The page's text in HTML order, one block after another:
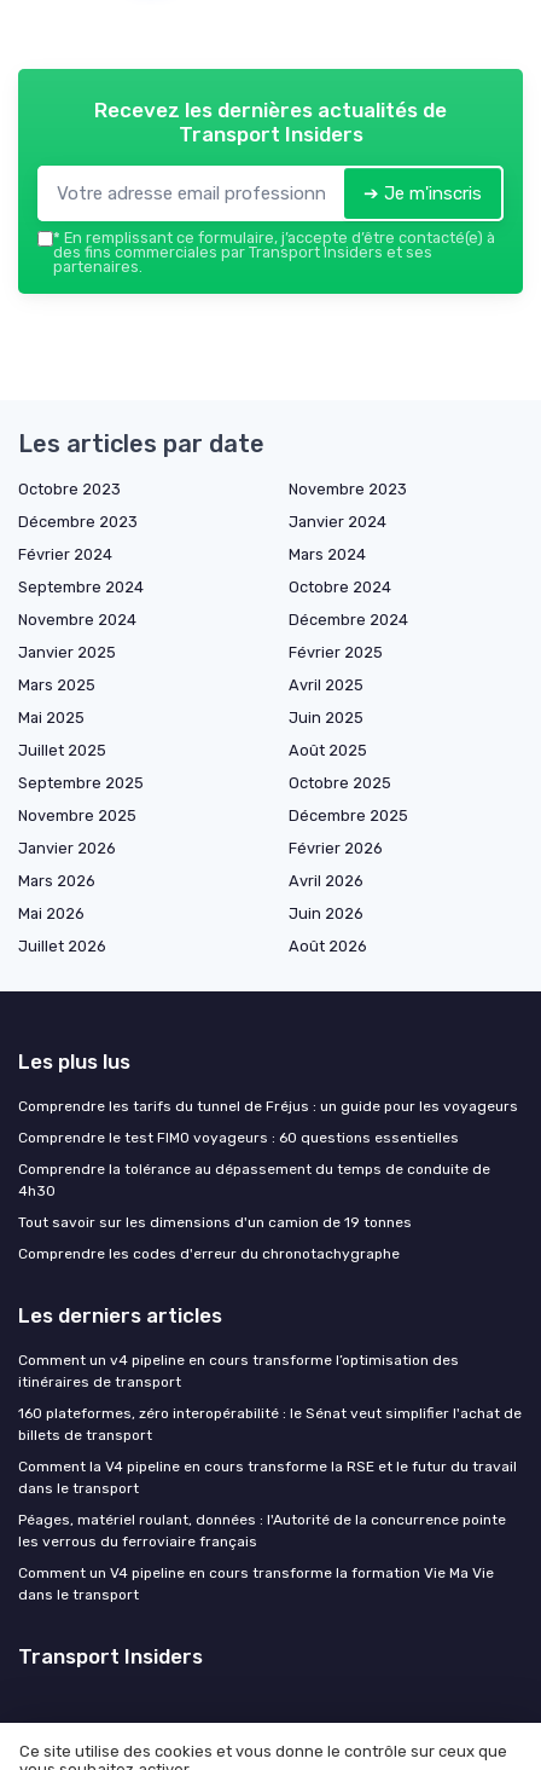
Recevez les dernières actualités de
Transport Insiders
➔ Je m'inscris
* En remplissant ce formulaire, j’accepte d’être contacté(e) à
des fins commerciales par Transport Insiders et ses
partenaires.
Les articles par date
Octobre 2023
Novembre 2023
Décembre 2023
Janvier 2024
Février 2024
Mars 2024
Septembre 2024
Octobre 2024
Novembre 2024
Décembre 2024
Janvier 2025
Février 2025
Mars 2025
Avril 2025
Mai 2025
Juin 2025
Juillet 2025
Août 2025
Septembre 2025
Octobre 2025
Novembre 2025
Décembre 2025
Janvier 2026
Février 2026
Mars 2026
Avril 2026
Mai 2026
Juin 2026
Juillet 2026
Août 2026
Les plus lus
Comprendre les tarifs du tunnel de Fréjus : un guide pour les voyageurs
Comprendre le test FIMO voyageurs : 60 questions essentielles
Comprendre la tolérance au dépassement du temps de conduite de
4h30
Tout savoir sur les dimensions d'un camion de 19 tonnes
Comprendre les codes d'erreur du chronotachygraphe
Les derniers articles
Comment un v4 pipeline en cours transforme l’optimisation des
itinéraires de transport
160 plateformes, zéro interopérabilité : le Sénat veut simplifier l'achat de
billets de transport
Comment la V4 pipeline en cours transforme la RSE et le futur du travail
dans le transport
Péages, matériel roulant, données : l'Autorité de la concurrence pointe
les verrous du ferroviaire français
Comment un V4 pipeline en cours transforme la formation Vie Ma Vie
dans le transport
Transport Insiders
Ce site utilise des cookies et vous donne le contrôle sur ceux que